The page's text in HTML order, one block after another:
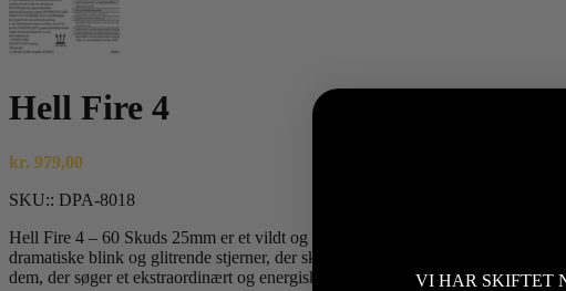
Hell Fire 4
kr. 979,00
SKU:: DPA-8018
Hell Fire 4 – 60 Skuds 25mm er et vildt og imponerende fyrværkeri, der
dramatiske blink og glitrende stjerner, der skaber et storslået lys- og
dem, der søger et ekstraordinært og energisk fyrværkeri, der virkelig sætter
VI HAR SKIFTET